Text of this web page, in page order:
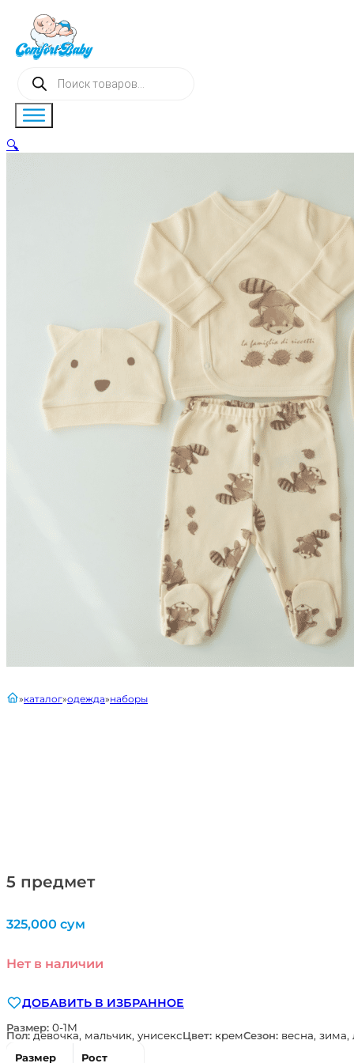
Поиск
товаров
5 предмет
главнаякаталог одежда наборы
325,000 сум
Нет в наличии
ДОБАВИТЬ В ИЗБРАННОЕ
Размер: 0-1М
Пол:девочка, мальчик, унисексЦвет: кремСезон: весна, зима,
Размер
Рост
🔍